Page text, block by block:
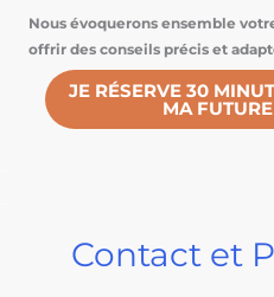
Nous évoquerons ensemble
offrir des conseils précis et
JE RÉSERVE 30
MA
Contact et